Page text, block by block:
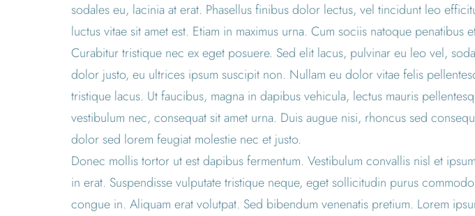
sodales eu, lacinia at erat. Phasellus finibus dolor lectus, vel tincidunt leo
luctus vitae sit amet est. Etiam in maximus urna. Cum sociis natoque
Curabitur tristique nec ex eget posuere. Sed elit lacus, pulvinar eu leo vel,
dolor justo, eu ultrices ipsum suscipit non. Nullam eu dolor vitae felis
tristique lacus. Ut faucibus, magna in dapibus vehicula, lectus mauris
vestibulum nec, consequat sit amet urna. Duis augue nisi, rhoncus sed
dolor sed lorem feugiat molestie nec et justo.
Donec mollis tortor ut est dapibus fermentum. Vestibulum convallis nisl et
in erat. Suspendisse vulputate tristique neque, eget sollicitudin purus
congue in. Aliquam erat volutpat. Sed bibendum venenatis pretium. Lorem